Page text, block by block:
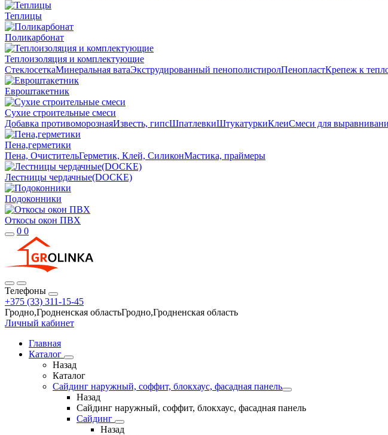
Теплицы
Поликарбонат
Теплоизоляция и комплектующие
СтеклосеткаМинеральная ватаЭкструдированный пенополистиролПенопластКрепеж к
Евроштакетник
Сухие строительные смеси
Добавка противоморознаяИзвесть, гипсШпатлевкиШтукатуркиКлеиСмеси для
Пена,герметики
Пена, ОчистительГерметик, Клей, СиликонМастика, праймеры
Лестницы чердачные(DOCKE)
Подоконники
Откосы окон ПВХ
0 0
Телефоны
+375 (33) 311-15-45
Гродно,Гродненская областьГродно,Гродненская область
Личный кабинет
Главная
Каталог
Назад
Каталог
Сайдинг наружный, соффит, блокхаус, фасадная панель
Назад
Сайдинг наружный, соффит, блокхаус, фасадная панель
Сайдинг
Назад